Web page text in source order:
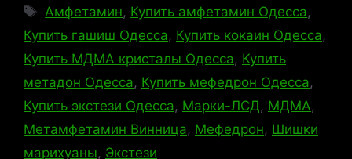
Метки
Амфетамин, Купить амфетамин Одесса,
Купить гашиш Одесса, Купить кокаин Одесса,
Купить МДМА кристалы Одесса, Купить
метадон Одесса, Купить мефедрон Одесса,
Купить экстези Одесса, Марки-ЛСД, МДМА,
Метамфетамин Винница, Мефедрон, Шишки
марихуаны, Экстези